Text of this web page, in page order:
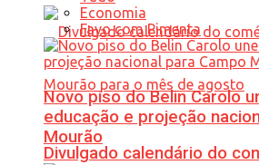
Divulgado calendário do
Economia
Favo com Pimenta
Novo piso do Belin Carolo
educação e projeção
Mourão